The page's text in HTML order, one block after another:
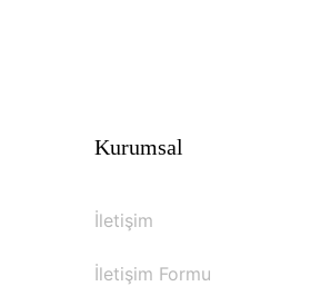
Kurumsal
İletişim
İletişim Formu